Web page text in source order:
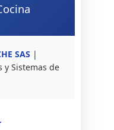
SAS |
y Sistemas de